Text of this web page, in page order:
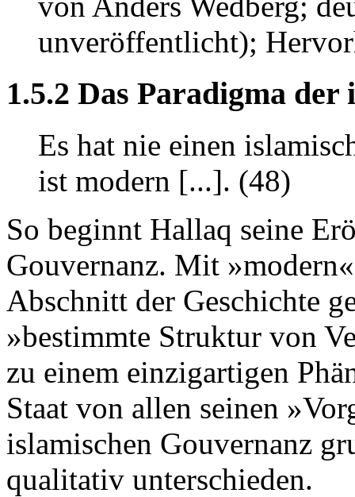
unveröffentlicht);
1.5.2 Das Paradigma
Es hat nie einen
ist modern [...]. (48)
So beginnt Hallaq seine
Gouvernanz. Mit
Abschnitt der Geschichte
»bestimmte Struktur von
zu einem einzigartigen
Staat von allen seinen
islamischen Gouvernanz
qualitativ unterschieden.